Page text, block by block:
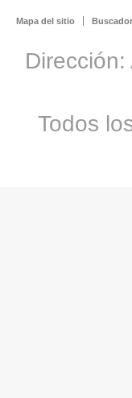
Mapa del sitio Buscador
Todos